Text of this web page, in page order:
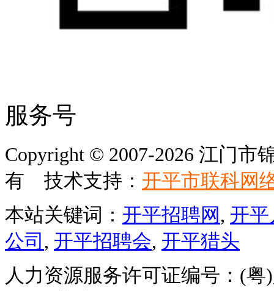
服务号
Copyright © 2007-2026 江门市
有 技术支持： 开平市联科网
本站关键词： 开平招聘网 , 开
公司 , 开平招聘会, 开平猎头
人力资源服务许可证编号：(